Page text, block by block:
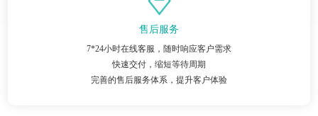
售后服务
7*24小时在线客服，随时响应客户需求
快速交付，缩短等待周期
完善的售后服务体系，提升客户体验